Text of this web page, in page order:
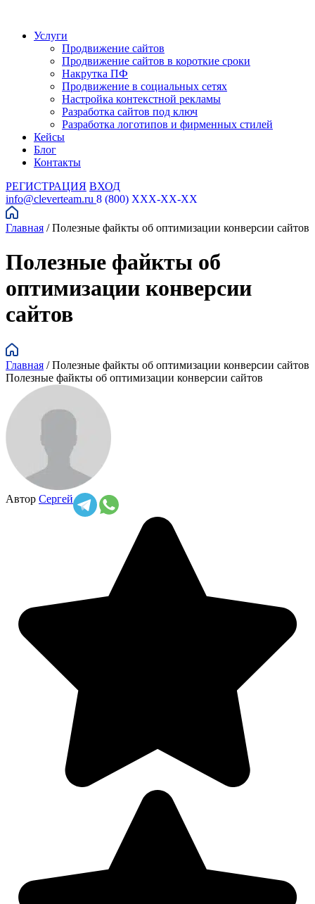
Услуги
Продвижение сайтов
Продвижение сайтов в короткие сроки
Накрутка ПФ
Продвижение в социальных сетях
Настройка контекстной рекламы
Разработка сайтов под ключ
Разработка логотипов и фирменных стилей
Кейсы
Блог
Контакты
РЕГИСТРАЦИЯ ВХОД
info@cleverteam.ru 8 (800) XXX-XX-XX
Главная / Полезные файкты об оптимизации конверсии сайтов
Полезные файкты об
оптимизации конверсии
сайтов
Главная / Полезные файкты об оптимизации конверсии сайтов
Полезные файкты об оптимизации конверсии сайтов
Автор Сергей